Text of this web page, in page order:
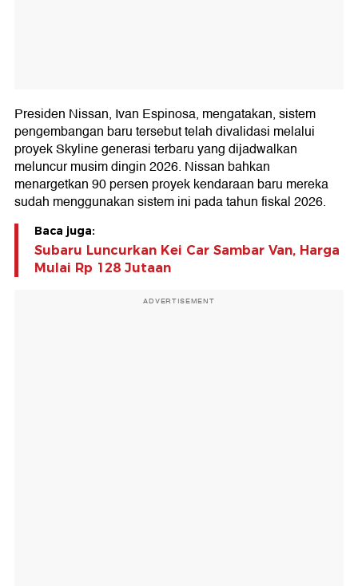
Presiden Nissan, Ivan Espinosa, mengatakan, sistem
pengembangan baru tersebut telah divalidasi melalui
proyek Skyline generasi terbaru yang dijadwalkan
meluncur musim dingin 2026. Nissan bahkan
menargetkan 90 persen proyek kendaraan baru mereka
sudah menggunakan sistem ini pada tahun fiskal 2026.
Baca juga:
Subaru Luncurkan Kei Car Sambar Van, Harga
Mulai Rp 128 Jutaan
ADVERTISEMENT